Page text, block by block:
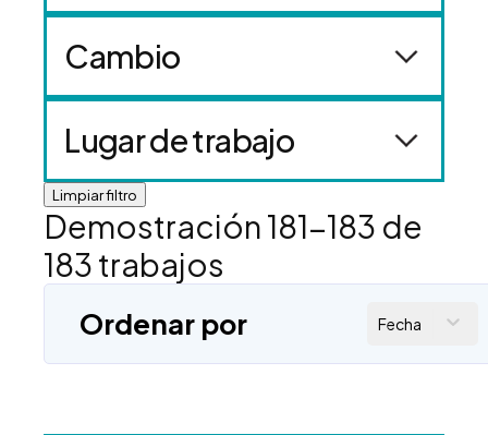
Cambio
Lugar de trabajo
Limpiar filtro
Demostración181-183 de
183trabajos
Ordenar por Fecha